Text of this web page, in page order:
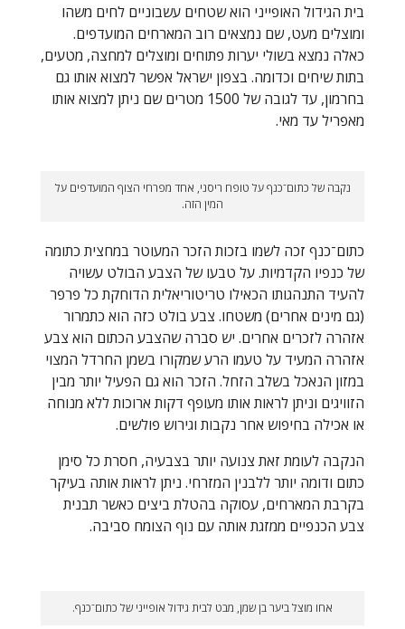
בית הגידול האופייני הוא שטחים עשבוניים לחים משהו
ומוצלים מעט, שם נמצאים רוב המארחים המועדפים.
כאלה נמצא בשולי יערות פתוחים ומוצלים למחצה, מטעים,
בתות שיחים וכדומה. בצפון ישראל אפשר למצוא אותו גם
בחרמון, עד לגובה של 1500 מטרים שם ניתן למצוא אותו
מאפריל עד מאי.
נקבה של כתום־כנף על טופח ריסני, אחד מפרחי הצוף המועדפים על
המין הזה.
כתום־כנף זכה לשמו בזכות הזכר המעוטר במחצית כתומה
של כנפיו הקדמיות. על טבעו של הצבע הבולט עשויה
להעיד התנהגותו הכאילו טריטוריאלית הדוחקת כל פרפר
(גם מינים אחרים) משטחו. צבע בולט כזה הוא כתמרור
אזהרה לזכרים אחרים. יש סברה שהצבע הכתום הוא צבע
אזהרה המעיד על טעמו הרע שמקורו בשמן החרדל המצוי
במזון הנאכל בשלב הזחל. הזכר הוא גם הפעיל יותר מבין
הזוויגים וניתן לראות אותו מעופף דקות ארוכות ללא מנוחה
או אכילה בחיפוש אחר נקבות וגירוש פולשים.
הנקבה לעומת זאת צנועה יותר בצבעיה, חסרת כל סימן
כתום ודומה יותר ללבנין המזרחי. ניתן לראות אותה בעיקר
בקרבת המארחים, עסוקה בהטלת ביצים כאשר תבנית
צבע הכנפיים ממזגת אותה עם נוף הצומח סביבה.
אחו מוצל ביער בן שמן, מבט לבית גידול אופייני של כתום־כנף.